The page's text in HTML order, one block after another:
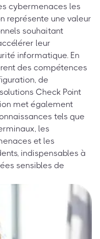
cybermenaces les
représente une valeur
souhaitant
leur
informatique. En
des compétences
de
Check Point
met également
tels que
les
et les
indispensables à
sensibles de